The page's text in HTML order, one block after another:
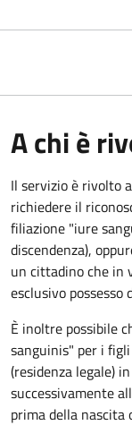
A chi è
Il servizio è rivolto
richiedere il
filiazione "iure
discendenza),
un cittadino che in
esclusivo
È inoltre possibile
sanguinis" per i
(residenza legale)
successivamente
prima della nascita